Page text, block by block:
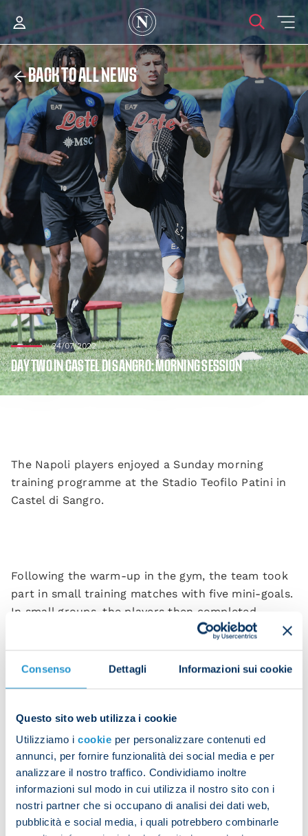
Consenso Dettagli Informazioni sui cookie
Questo sito web utilizza i cookie
Utilizziamo i cookie per personalizzare contenuti ed
annunci, per fornire funzionalità dei social media e per
analizzare il nostro traffico. Condividiamo inoltre
informazioni sul modo in cui utilizza il nostro sito con i
nostri partner che si occupano di analisi dei dati web,
pubblicità e social media, i quali potrebbero combinarle
BACK TO ALL NEWS
24/07/2022
DAY TWO IN CASTEL DI SANGRO: MORNING SESSION
The Napoli players enjoyed a Sunday morning
training programme at the Stadio Teofilo Patini in
Castel di Sangro.
Following the warm-up in the gym, the team took
part in small training matches with five mini-goals.
In small groups, the players then completed
tactical drills which focused on attacking and
Adam Ounas worked individually on the pitch,
while Karim Zedadka was with the group for the
whole session.